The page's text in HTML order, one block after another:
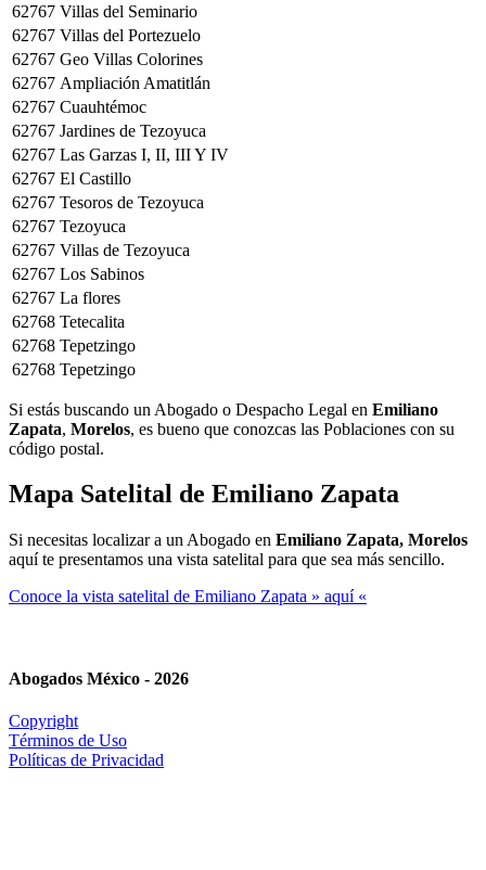
62767 Villas del Seminario
62767 Villas del Portezuelo
62767 Geo Villas Colorines
62767 Ampliación Amatitlán
62767 Cuauhtémoc
62767 Jardines de Tezoyuca
62767 Las Garzas I, II, III Y IV
62767 El Castillo
62767 Tesoros de Tezoyuca
62767 Tezoyuca
62767 Villas de Tezoyuca
62767 Los Sabinos
62767 La flores
62768 Tetecalita
62768 Tepetzingo
62768 Tepetzingo
Si estás buscando un Abogado o Despacho Legal en Emiliano
Zapata, Morelos, es bueno que conozcas las Poblaciones con su
código postal.
Mapa Satelital de Emiliano Zapata
Si necesitas localizar a un Abogado en Emiliano Zapata, Morelos
aquí te presentamos una vista satelital para que sea más sencillo.
Conoce la vista satelital de Emiliano Zapata » aquí «
Abogados México - 2026
Copyright
Términos de Uso
Políticas de Privacidad